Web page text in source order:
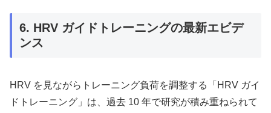
6. HRV ガイドトレーニングの最新エビデ
ンス
HRV を見ながらトレーニング負荷を調整する「HRV ガイ
ドトレーニング」は、過去 10 年で研究が積み重ねられて